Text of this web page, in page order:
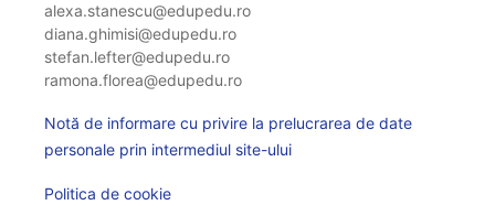
alexa.stanescu@edupedu.ro
diana.ghimisi@edupedu.ro
stefan.lefter@edupedu.ro
ramona.florea@edupedu.ro
Notă de informare cu privire la prelucrarea de date
personale prin intermediul site-ului
Politica de cookie